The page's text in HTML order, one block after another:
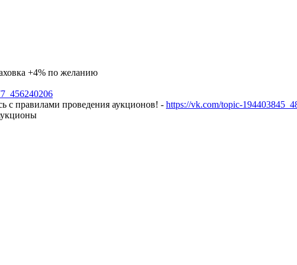
+4% по желанию
с правилами проведения аукционов! - https://vk.com/topic-